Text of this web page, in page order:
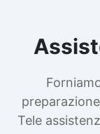
Tele